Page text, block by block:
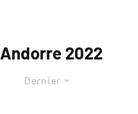
Andorre 2022
Dernier